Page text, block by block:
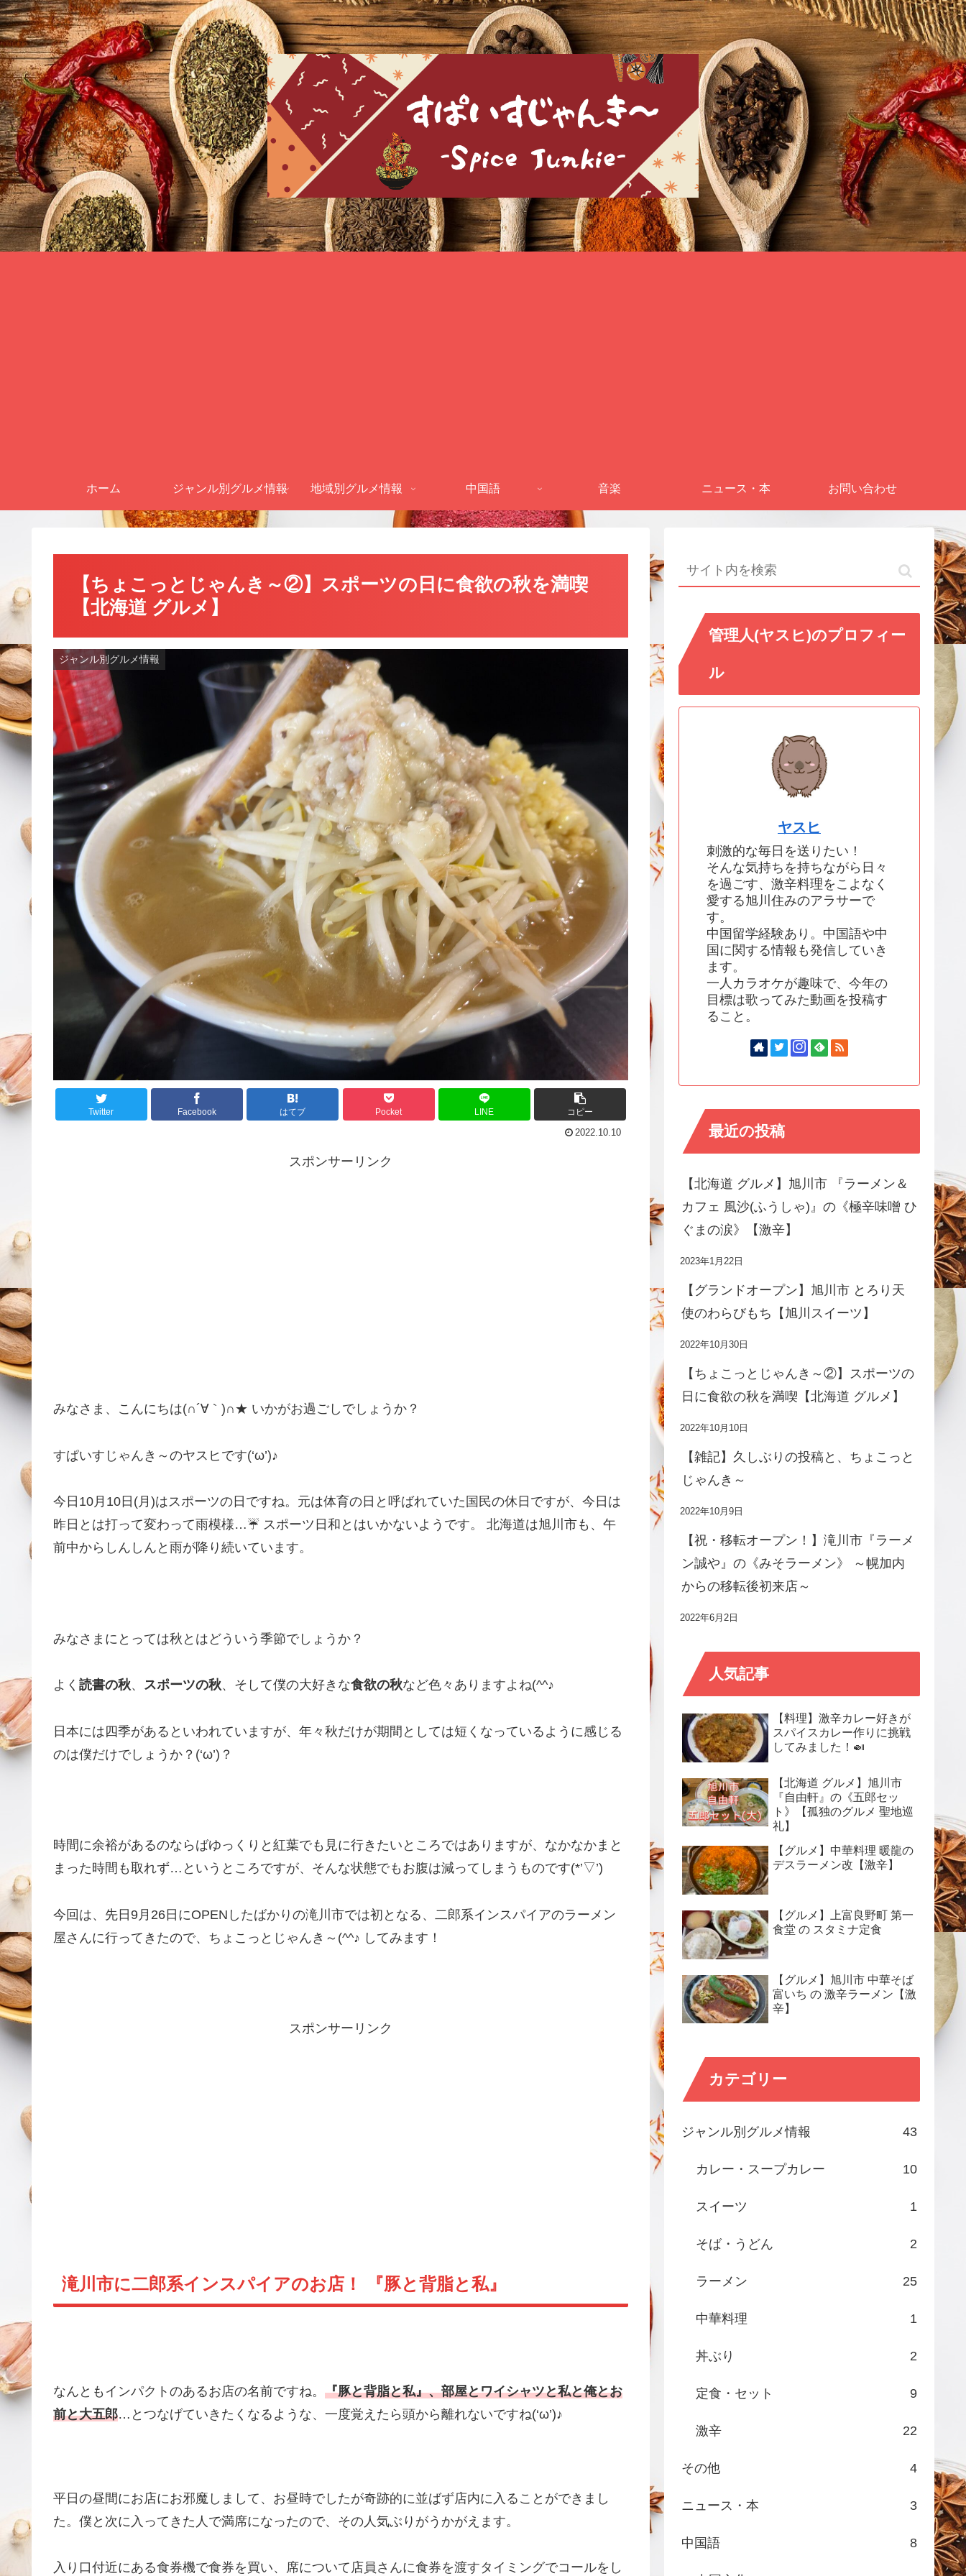
ホーム ジャンル別グルメ情報 地域別グルメ情報 中国語 音楽 ニュース・本 お問い合わせ
【ちょこっとじゃんき～②】スポーツの日に食欲の秋を満喫
【北海道 グルメ】
ジャンル別グルメ情報
Twitter Facebook はてブ Pocket LINE コピー
2022.10.10
スポンサーリンク
みなさま、こんにちは(∩´∀｀)∩★ いかがお過ごしでしょうか？
すぱいすじゃんき～のヤスヒです(‘ω’)♪
今日10月10日(月)はスポーツの日ですね。元は体育の日と呼ばれていた国民の休日ですが、今日は
昨日とは打って変わって雨模様…☔ スポーツ日和とはいかないようです。 北海道は旭川市も、午
前中からしんしんと雨が降り続いています。
みなさまにとっては秋とはどういう季節でしょうか？
よく 読書の秋、 スポーツの秋、そして僕の大好きな食欲の秋など色々ありますよね(^^♪
日本には四季があるといわれていますが、年々秋だけが期間としては短くなっているように感じる
のは僕だけでしょうか？(‘ω’)？
時間に余裕があるのならばゆっくりと紅葉でも見に行きたいところではありますが、なかなかまと
まった時間も取れず…というところですが、そんな状態でもお腹は減ってしまうものです(*’▽’)
今回は、先日9月26日にOPENしたばかりの滝川市では初となる、二郎系インスパイアのラーメン
屋さんに行ってきたので、ちょこっとじゃんき～(^^♪ してみます！
スポンサーリンク
滝川市に二郎系インスパイアのお店！ 『豚と背脂と私』
なんともインパクトのあるお店の名前ですね。 『豚と背脂と私』、部屋とワイシャツと私と俺とお
前と大五郎…とつなげていきたくなるような、一度覚えたら頭から離れないですね(‘ω’)♪
平日の昼間にお店にお邪魔しまして、お昼時でしたが奇跡的に並ばず店内に入ることができまし
た。僕と次に入ってきた人で満席になったので、その人気ぶりがうかがえます。
入り口付近にある食券機で食券を買い、席について店員さんに食券を渡すタイミングでコールをし
管理人(ヤスヒ)のプロフィー
ル
ヤスヒ
刺激的な毎日を送りたい！
そんな気持ちを持ちながら日々
を過ごす、激辛料理をこよなく
愛する旭川住みのアラサーで
す。
中国留学経験あり。中国語や中
国に関する情報も発信していき
ます。
一人カラオケが趣味で、今年の
目標は歌ってみた動画を投稿す
ること。
最近の投稿
【北海道 グルメ】旭川市 『ラーメン＆
カフェ 風沙(ふうしゃ)』の《極辛味噌 ひ
ぐまの涙》【激辛】
2023年1月22日
【グランドオープン】旭川市 とろり天
使のわらびもち【旭川スイーツ】
2022年10月30日
【ちょこっとじゃんき～②】スポーツの
日に食欲の秋を満喫【北海道 グルメ】
2022年10月10日
【雑記】久しぶりの投稿と、ちょこっと
じゃんき～
2022年10月9日
【祝・移転オープン！】滝川市『ラーメ
ン誠や』の《みそラーメン》 ～幌加内
からの移転後初来店～
2022年6月2日
人気記事
【料理】激辛カレー好きが
スパイスカレー作りに挑戦
してみました！🍛
【北海道 グルメ】旭川市
『自由軒』の《五郎セッ
ト》【孤独のグルメ 聖地巡
礼】
【グルメ】中華料理 暖龍の
デスラーメン改【激辛】
【グルメ】上富良野町 第一
食堂 の スタミナ定食
【グルメ】旭川市 中華そば
富いち の 激辛ラーメン【激
辛】
カテゴリー
ジャンル別グルメ情報 43
カレー・スープカレー 10
スイーツ 1
そば・うどん 2
ラーメン 25
中華料理 1
丼ぶり 2
定食・セット 9
激辛 22
その他 4
ニュース・本 3
中国語 8